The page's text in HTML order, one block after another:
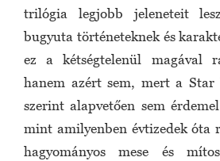
trilógia legjobb jeleneteit
bugyuta történeteknek és
ez a kétségtelenül magával
hanem azért sem, mert a Star
szerint alapvetően sem
mint amilyenben évtizedek óta
hagyományos mese és